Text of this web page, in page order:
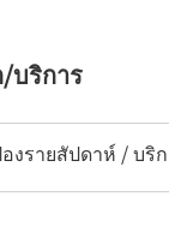
บริการ
งรายสัปดาห์ / บริ